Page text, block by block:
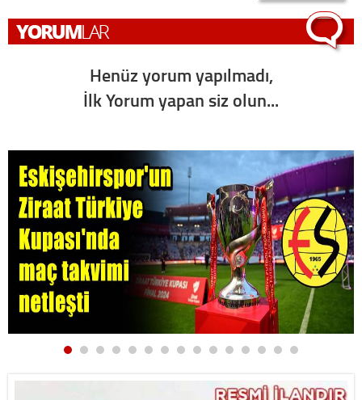
Henüz yorum yapılmadı,
İlk Yorum yapan siz olun...